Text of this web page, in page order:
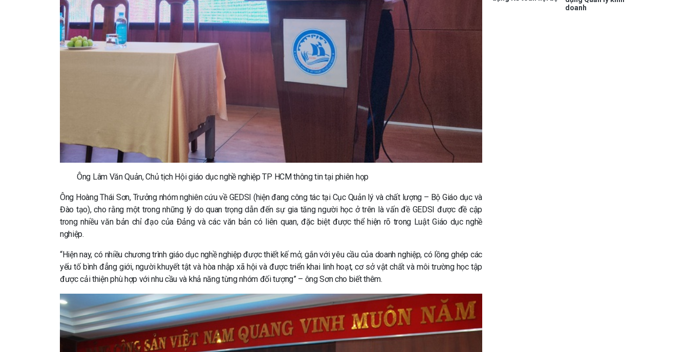
Ông Lâm Văn Quản, Chủ tịch Hội giáo dục nghề nghiệp TP HCM thông tin tại phiên họp
Ông Hoàng Thái Sơn, Trưởng nhóm nghiên cứu về GEDSI (hiện đang công tác tại Cục Quản lý và chất lượng – Bộ Giáo dục và
Đào tạo), cho rằng một trong những lý do quan trọng dẫn đến sự gia tăng người học ở trên là vấn đề GEDSI được đề cập
trong nhiều văn bản chỉ đạo của Đảng và các văn bản có liên quan, đặc biệt được thể hiện rõ trong Luật Giáo dục nghề
nghiệp.
“Hiện nay, có nhiều chương trình giáo dục nghề nghiệp được thiết kế mở, gắn với yêu cầu của doanh nghiệp, có lồng ghép các
yếu tố bình đẳng giới, người khuyết tật và hòa nhập xã hội và được triển khai linh hoạt, cơ sở vật chất và môi trường học tập
được cải thiện phù hợp với nhu cầu và khả năng từng nhóm đối tượng” – ông Sơn cho biết thêm.
doanh